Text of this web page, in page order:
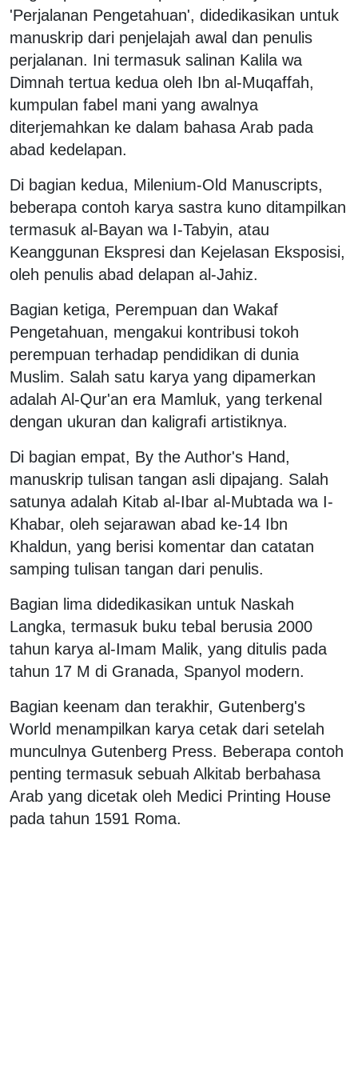
'Perjalanan Pengetahuan', didedikasikan untuk
manuskrip dari penjelajah awal dan penulis
perjalanan. Ini termasuk salinan Kalila wa
Dimnah tertua kedua oleh Ibn al-Muqaffah,
kumpulan fabel mani yang awalnya
diterjemahkan ke dalam bahasa Arab pada
abad kedelapan.
Di bagian kedua, Milenium-Old Manuscripts,
beberapa contoh karya sastra kuno ditampilkan
termasuk al-Bayan wa I-Tabyin, atau
Keanggunan Ekspresi dan Kejelasan Eksposisi,
oleh penulis abad delapan al-Jahiz.
Bagian ketiga, Perempuan dan Wakaf
Pengetahuan, mengakui kontribusi tokoh
perempuan terhadap pendidikan di dunia
Muslim. Salah satu karya yang dipamerkan
adalah Al-Qur'an era Mamluk, yang terkenal
dengan ukuran dan kaligrafi artistiknya.
Di bagian empat, By the Author's Hand,
manuskrip tulisan tangan asli dipajang. Salah
satunya adalah Kitab al-Ibar al-Mubtada wa I-
Khabar, oleh sejarawan abad ke-14 Ibn
Khaldun, yang berisi komentar dan catatan
samping tulisan tangan dari penulis.
Bagian lima didedikasikan untuk Naskah
Langka, termasuk buku tebal berusia 2000
tahun karya al-Imam Malik, yang ditulis pada
tahun 17 M di Granada, Spanyol modern.
Bagian keenam dan terakhir, Gutenberg's
World menampilkan karya cetak dari setelah
munculnya Gutenberg Press. Beberapa contoh
penting termasuk sebuah Alkitab berbahasa
Arab yang dicetak oleh Medici Printing House
pada tahun 1591 Roma.